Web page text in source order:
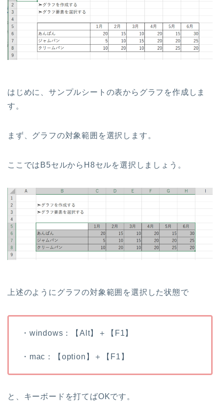
はじめに、サンプルシートの表からグラフを作成しま
す。
まず、グラフの対象範囲を選択します。
ここではB5セルからH8セルを選択しましょう。
上述のようにグラフの対象範囲を選択した状態で
・windows：【Alt】＋【F1】
・mac：【option】＋【F1】
と、キーボードを打てばOKです。